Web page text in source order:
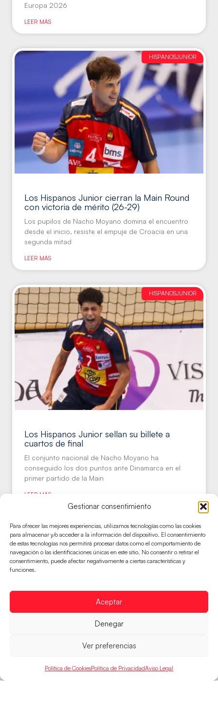
Gestionar consentimiento
Para ofrecer las mejores experiencias, utilizamos tecnologías como las cookies
para almacenar y/o acceder a la información del dispositivo. El consentimiento
de estas tecnologías nos permitirá procesar datos como el comportamiento de
navegación o las identificaciones únicas en este sitio. No consentir o retirar el
consentimiento, puede afectar negativamente a ciertas características y
funciones.
Aceptar
Denegar
Ver preferencias
Política de CookiesPolítica de PrivacidadAviso Legal
Europa 2026
LEER MÁS
HISPANOSJUNIOR
Los Hispanos Junior cierran la Main Round
con victoria de mérito (26-29)
Los pupilos de Nacho Moyano domina el encuentro
desde el inicio, resiste el empuje de Croacia en una
segunda mitad
LEER MÁS
HISPANOSJUNIOR
Los Hispanos Junior sellan su billete a
cuartos de final
El conjunto nacional de Nacho Moyano ha
conseguido los dos puntos ante Dinamarca en el
primer partido de la Main
LEER MÁS
HISPANOSJUVENILES
Los Hispanos Juveniles consiguen la